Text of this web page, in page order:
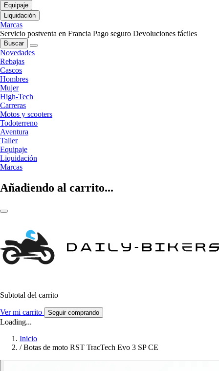
Equipaje
Liquidación
Marcas
Servicio postventa en Francia Pago seguro Devoluciones fáciles
Buscar
Novedades
Rebajas
Cascos
Hombres
Mujer
High-Tech
Carreras
Motos y scooters
Todoterreno
Aventura
Taller
Equipaje
Liquidación
Marcas
Añadiendo al carrito...
Subtotal del carrito
Ver mi carrito Seguir comprando
Loading...
Inicio
/ Botas de moto RST TracTech Evo 3 SP CE